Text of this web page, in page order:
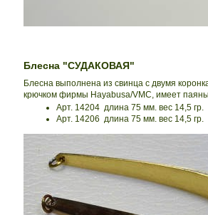
Блесна "СУДАКОВАЯ"
Блесна выполнена из свинца с двумя
крючком фирмы Hayabusa/VMC, имеет
Арт. 14204 длина 75 мм. вес 14,5 гр.
Арт. 14206 длина 75 мм. вес 14,5 гр.